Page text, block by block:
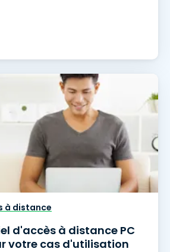
à distance
d'accès à distance PC
votre cas d'utilisation